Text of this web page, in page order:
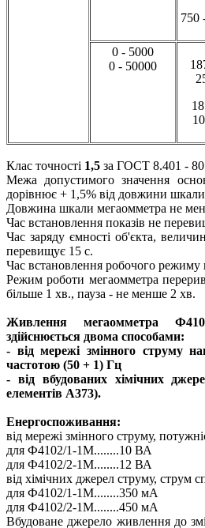
750
0 - 5000
0 - 50000
Клас точності 1,5 за ГОСТ 8.401 -
Межа допустимого значення
дорівнює + 1,5% від довжини
Довжина шкали мегаомметра не
Час встановлення показів не
Час заряду ємності об'єкта,
перевищує 15 с.
Час встановлення робочого режиму
Режим роботи мегаомметра
більше 1 хв., пауза - не менше 2 хв.
Живлення мегаомметра
здійснюється двома способами:
- від мережі змінного струму
частотою (50 + 1) Гц
- від вбудованих хімічних
елементів А373).
Енергоспоживання:
від мережі змінного струму,
для Ф4102/1-1М........10 ВА
для Ф4102/2-1М........12 ВА
від хімічних джерел струму, струм
для Ф4102/1-1М........350 мА
для Ф4102/2-1М........450 мА
Вбудоване джерело живлення до